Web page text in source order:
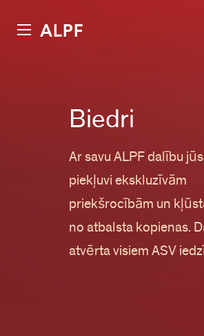
ALPF
Biedri
Ar savu ALPF dalību
piekļuvi ekskluzīvām
priekšrocībām un
no atbalsta kopienas.
atvērta visiem ASV